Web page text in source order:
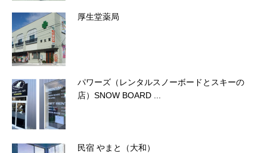
厚生堂薬局
パワーズ（レンタルスノーボードとスキーの
店）SNOW BOARD ...
民宿 やまと（大和）